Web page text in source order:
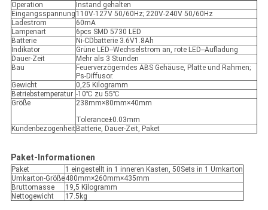
Operation
Instand gehalten
Eingangsspannung 110V-127V 50/60Hz; 220V-240V 50/60Hz
Ladestrom
60mA
Lampenart
6pcs SMD 5730 LED
Batterie
Ni-CDbatterie 3.6V1.8Ah
Indikator
Grüne LED--Wechselstrom an, rote LED--Aufladung
Dauer-Zeit
Mehr als 3 Stunden
Bau
Feuerverzögerndes ABS Gehäuse, Platte und Rahmen;
Ps-Diffusor.
Gewicht
0,25 Kilogramm
Betriebstemperatur -10℃ zu 55℃
Größe
238mm×80mm×40mm
Tolerance±0.03mm
Kundenbezogenheit Batterie, Dauer-Zeit, Paket
Paket-Informationen
Paket
1 eingestellt in 1 inneren Kasten, 50Sets in 1 Umkarton
Umkarton-Größe480mm×260mm×435mm
Bruttomasse
19,5 Kilogramm
Nettogewicht
17.5kg